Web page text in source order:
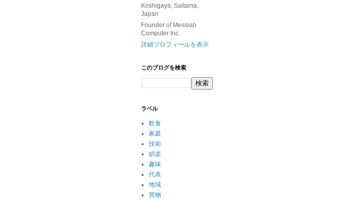
Koshigaya, Saitama,
Japan
Founder of Messiah
Computer Inc.
詳細プロフィールを表示
このブログを検索
ラベル
飲食
家庭
技術
娯楽
趣味
代表
地域
買物